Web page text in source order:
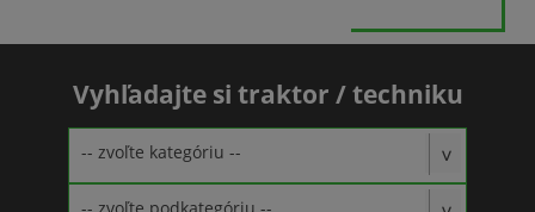
Vyhľadajte si traktor / techniku